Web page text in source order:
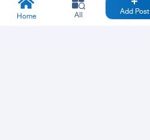
Home All Add Post